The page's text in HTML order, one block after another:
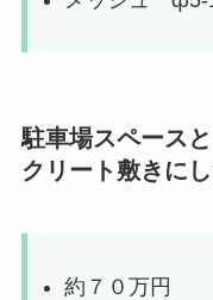
駐車場スペース
クリート敷きに
約７０万円